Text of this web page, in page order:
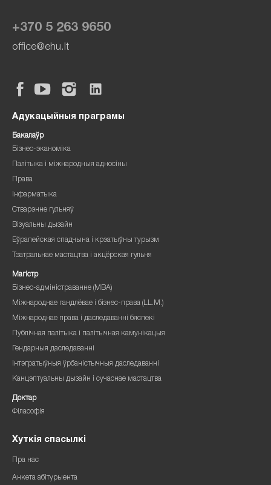
+370 5 263 9650
office@ehu.lt
Адукацыйныя праграмы
Бакалаўр
Бізнес-эканоміка
Палітыка і міжнародныя адносіны
Права
Інфарматыка
Стварэнне гульняў
Візуальны дызайн
Еўрапейская спадчына і крэатыўны турызм
Тэатральнае мастацтва і акцёрская гульня
Магістр
Бізнес-адміністраванне (MBA)
Міжнароднае гандлёвае і бізнес-права (LL.M.)
Міжнароднае права і даследаванні бяспекі
Публічная палітыка і палітычная камунікацыя
Гендарныя даследаванні
Інтэгратыўныя ўрбаністычныя даследаванні
Канцэптуальны дызайн і сучаснае мастацтва
Доктар
Філасофія
Хуткія спасылкі
Пра нас
Анкета абітурыента